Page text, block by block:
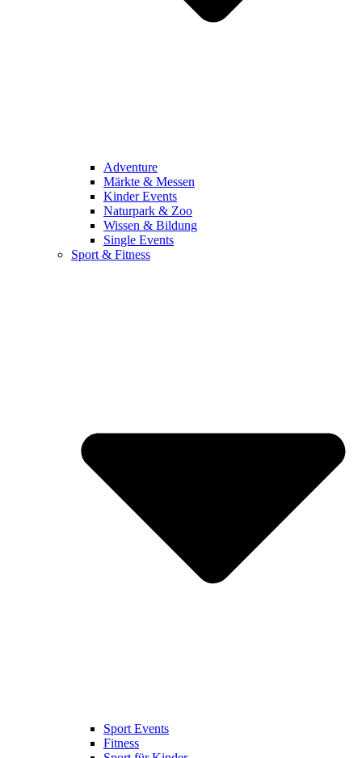
Adventure
Märkte & Messen
Kinder Events
Naturpark & Zoo
Wissen & Bildung
Single Events
Sport & Fitness
Sport Events
Fitness